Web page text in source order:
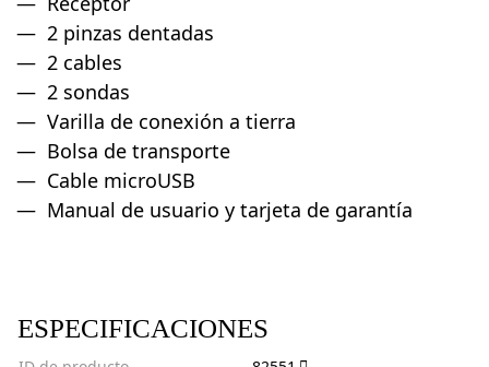
2 pinzas dentadas
2 cables
2 sondas
Varilla de conexión a tierra
Bolsa de transporte
Cable microUSB
Manual de usuario y tarjeta de garantía
ESPECIFICACIONES